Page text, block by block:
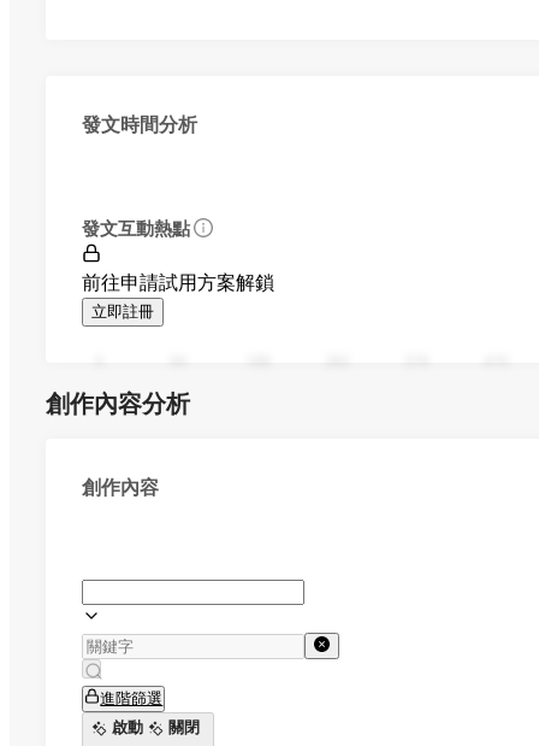
發文時間分析
發文互動熱點
前往申請試用方案解鎖
立即註冊
創作內容分析
創作內容
進階篩選
啟動
關閉